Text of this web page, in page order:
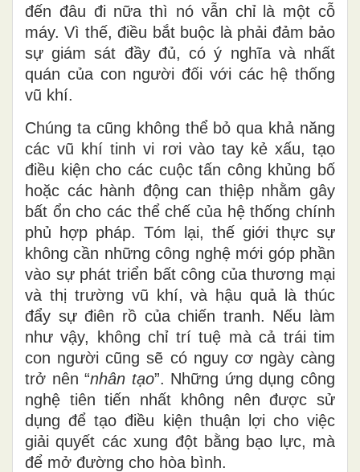
đến đâu đi nữa thì nó vẫn chỉlà một cỗ
máy. Vì thế, điều bắt buộc là phải đảm bảo
sự giám sát đầy đủ, có ý nghĩa và nhất
quán của con người đối với các hệ thống
vũ khí.
Chúng ta cũng không thể bỏ qua khả năng
các vũ khí tinh vi rơi vào tay kẻ xấu, tạo
điều kiện cho các cuộc tấn công khủng bố
hoặc các hành động can thiệp nhằm gây
bất ổn cho các thể chế của hệ thống chính
phủ hợp pháp. Tóm lại, thế giới thực sự
không cần những công nghệ mới góp phần
vào sự phát triển bất công của thương mại
và thị trường vũ khí, và hậu quả là thúc
đẩy sự điên rồ của chiến tranh. Nếu làm
như vậy, không chỉ trí tuệ mà cả trái tim
con người cũng sẽ có nguy cơ ngày càng
trở nên “nhân tạo”. Những ứng dụng công
nghệ tiên tiến nhất không nên được sử
dụng để tạo điều kiện thuận lợi cho việc
giải quyết các xung đột bằng bạo lực, mà
để mở đường cho hòa bình.